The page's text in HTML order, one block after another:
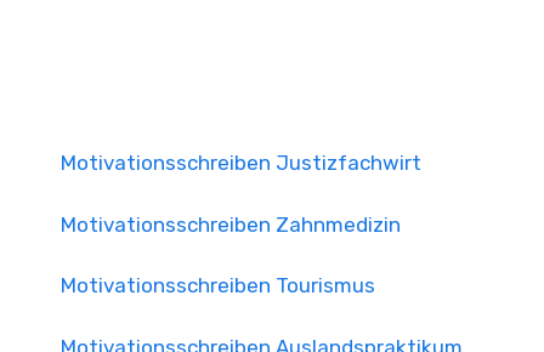
Motivationsschreiben Justizfachwirt
Motivationsschreiben Zahnmedizin
Motivationsschreiben Tourismus
Motivationsschreiben Auslandspraktikum